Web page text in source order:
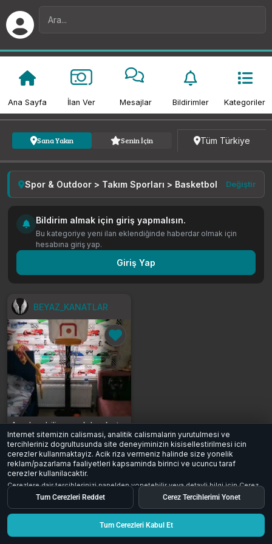
Ana Sayfa İlan Ver Mesajlar Bildirimler Kategoriler
Sana Yakın Senin İçin Tüm Türkiye
Spor & Outdoor > Takım Sporları > Basketbol Değiştir
Bildirim almak için giriş yapmalısın.
Bu kategoriye yeni ilan eklendiğinde haberdar olmak için
hesabına giriş yap.
Giriş Yap
BEYAZ_KANATLAR
Ayarlanabilir çocuk basketbol potası
1.100 ₺
Ankara / Keçiören
0 0 38
Internet sitemizin calismasi, analitik calismalarin yurutulmesi ve
tercihleriniz dogrultusunda site deneyiminizin kisisellestirilmesi icin
cerezler kullanmaktayiz. Acik riza vermeniz halinde size yonelik
reklam/pazarlama faaliyetleri kapsaminda birinci ve ucuncu taraf
cerezler kullanilacaktir.
Cerezlere dair tercihlerinizi panelden yonetebilir veya detayli bilgi icinCerez
Aydinlatma Metniinceleyebilirsiniz.
Tum Cerezleri Reddet Cerez Tercihlerimi Yonet
Tum Cerezleri Kabul Et